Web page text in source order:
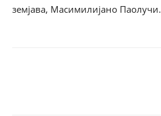
земјава, Масимилијано Паолучи.